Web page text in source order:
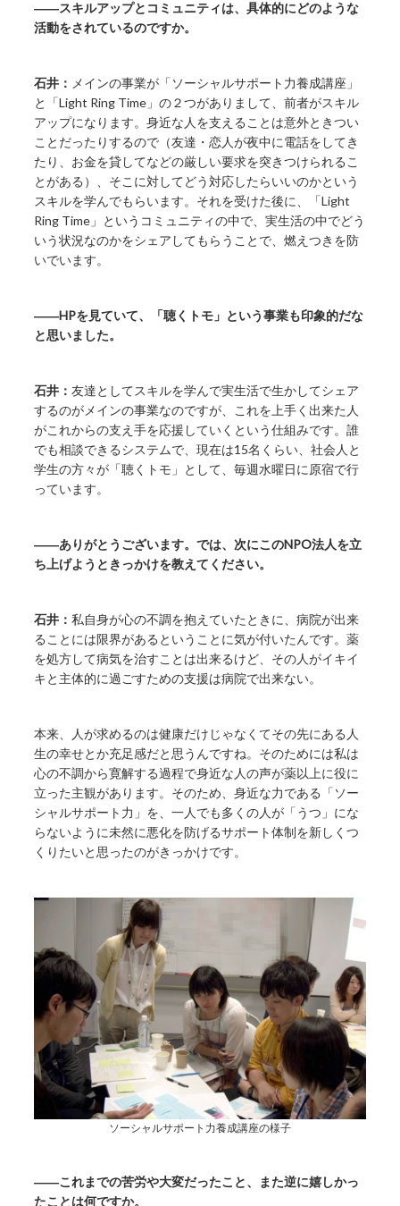
――スキルアップとコミュニティは、具体的にどのような
活動をされているのですか。
石井： メインの事業が「ソーシャルサポート力養成講座」
と「Light Ring Time」の２つがありまして、前者がスキル
アップになります。身近な人を支えることは意外ときつい
ことだったりするので（友達・恋人が夜中に電話をしてき
たり、お金を貸してなどの厳しい要求を突きつけられるこ
とがある）、そこに対してどう対応したらいいのかという
スキルを学んでもらいます。それを受けた後に、「Light
Ring Time」というコミュニティの中で、実生活の中でどう
いう状況なのかをシェアしてもらうことで、燃えつきを防
いでいます。
――HPを見ていて、「聴くトモ」という事業も印象的だな
と思いました。
石井：友達としてスキルを学んで実生活で生かしてシェア
するのがメインの事業なのですが、これを上手く出来た人
がこれからの支え手を応援していくという仕組みです。誰
でも相談できるシステムで、現在は15名くらい、社会人と
学生の方々が「聴くトモ」として、毎週水曜日に原宿で行
っています。
――ありがとうございます。では、次にこのNPO法人を立
ち上げようときっかけを教えてください。
石井：私自身が心の不調を抱えていたときに、病院が出来
ることには限界があるということに気が付いたんです。薬
を処方して病気を治すことは出来るけど、その人がイキイ
キと主体的に過ごすための支援は病院で出来ない。
本来、人が求めるのは健康だけじゃなくてその先にある人
生の幸せとか充足感だと思うんですね。そのためには私は
心の不調から寛解する過程で身近な人の声が薬以上に役に
立った主観があります。そのため、身近な力である「ソー
シャルサポート力」を、一人でも多くの人が「うつ」にな
らないように未然に悪化を防げるサポート体制を新しくつ
くりたいと思ったのがきっかけです。
ソーシャルサポート力養成講座の様子
――これまでの苦労や大変だったこと、また逆に嬉しかっ
たことは何ですか。